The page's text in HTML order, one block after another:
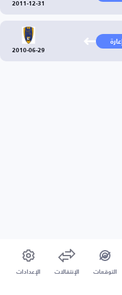
2011-12-31
إعارة
2010-06-29
التوقعات الإنتقالات الإعدادات